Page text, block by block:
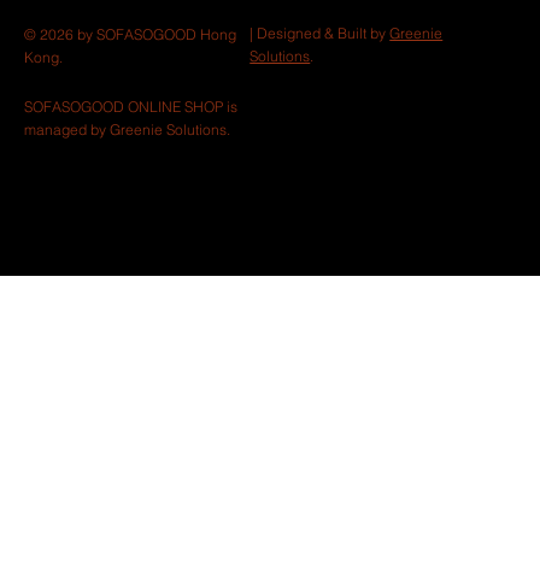
© 2026 by SOFASOGOOD Hong
Kong.
| Designed & Built byGreenie
Solutions.
SOFASOGOOD ONLINE SHOP is
managed by Greenie Solutions.